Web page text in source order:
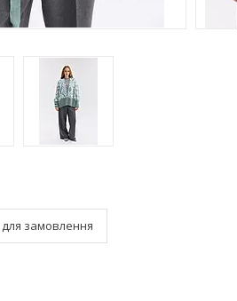
для замовлення